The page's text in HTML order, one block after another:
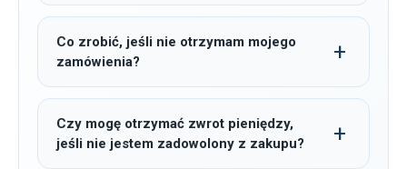
Co zrobić, jeśli nie otrzymam mojego
zamówienia?
Czy mogę otrzymać zwrot pieniędzy,
jeśli nie jestem zadowolony z zakupu?